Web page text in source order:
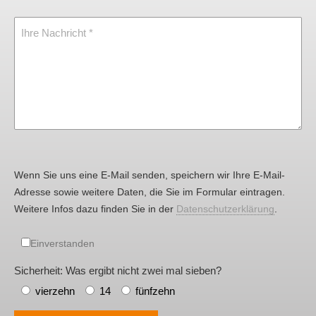
Ihre Nachricht
Wenn Sie uns eine E-Mail senden, speichern wir Ihre E-Mail-
Adresse sowie weitere Daten, die Sie im Formular eintragen.
Weitere Infos dazu finden Sie in der Datenschutzerklärung.
Einverstanden
Sicherheit: Was ergibt nicht zwei mal sieben?
vierzehn
14 fünfzehn